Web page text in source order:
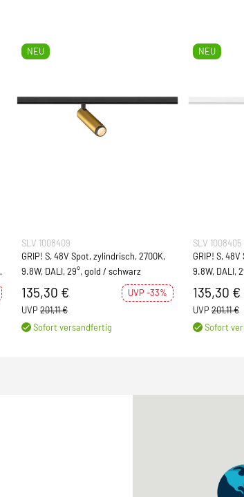
NEU
SLV 1008409
GRIP! S, 48V Spot, zylindrisch, 2700K,
9.8W, DALI, 29°, gold / schwarz
135,30 €
UVP -33%
UVP 201,11 €
Sofort versandfertig
NEU
SLV 1008405
GRIP! S,
9.8W, DALI,
135,30 €
UVP 201,11 €
Sofort